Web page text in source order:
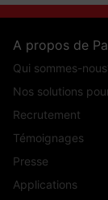
A propos de
Qui sommes-
Nos solutions
Recrutement
Témoignages
Presse
Applications